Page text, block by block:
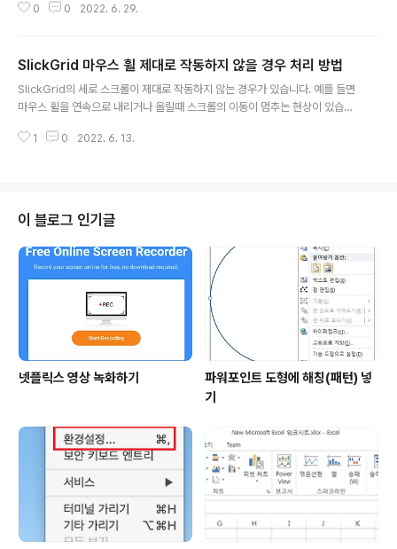
dRow: false, enableCellNavigation: true, autoHeight: false, enabl
tter: verCellMergedFormatter, sortable: true, name:..
0 0 2022. 6. 29.
SlickGrid 마우스 휠 제대로 작동하지 않을 경우 처리 방법
SlickGrid의 세로 스크롤이 제대로 작동하지 않는 경우가 있습니다. 예를 들면
마우스 휠을 연속으로 내리거나 올릴때 스크롤의 이동이 멈추는 현상이 있습니
습니다. 해결 방법으로는 SlickGrid 소스 내의 lib/jquery.mousewheel.js
1 0 2022. 6. 13.
이 블로그 인기글
넷플릭스 영상 녹화하기
파워포인트 도형에 해칭(패턴) 넣
기